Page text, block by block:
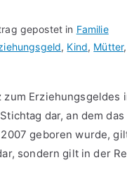
gepostet in Familie
, Kind, Mütter,
zum
dar, an dem
geboren wurde,
sondern gilt in der